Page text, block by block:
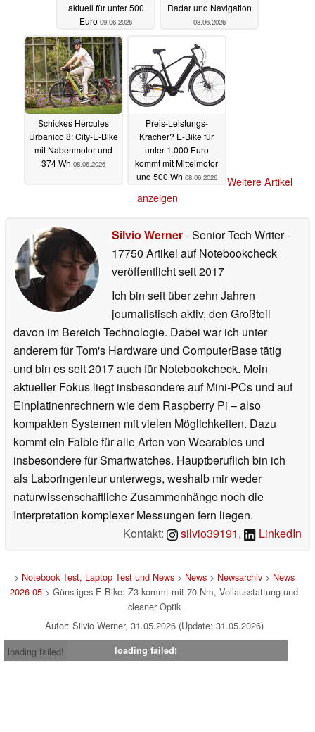
aktuell für unter 500
Euro 09.06.2026
Radar und Navigation
08.06.2026
Schickes Hercules
Urbanico 8: City-E-Bike
mit Nabenmotor und
374 Wh 08.06.2026
Preis-Leistungs-
Kracher? E-Bike für
unter 1.000 Euro
kommt mit Mittelmotor
und 500 Wh 08.06.2026
Weitere Artikel
anzeigen
Silvio Werner- Senior Tech Writer-
17750 Artikel auf Notebookcheck
veröffentlichtseit 2017
Ich bin seit über zehn Jahren
journalistisch aktiv, den Großteil
davon im Bereich Technologie. Dabei war ich unter
anderem für Tom's Hardware und ComputerBase tätig
und bin es seit 2017 auch für Notebookcheck. Mein
aktueller Fokus liegt insbesondere auf Mini-PCs und auf
Einplatinenrechnern wie dem Raspberry Pi – also
kompakten Systemen mit vielen Möglichkeiten. Dazu
kommt ein Faible für alle Arten von Wearables und
insbesondere für Smartwatches. Hauptberuflich bin ich
als Laboringenieur unterwegs, weshalb mir weder
naturwissenschaftliche Zusammenhänge noch die
Interpretation komplexer Messungen fern liegen.
Kontakt:
silvio39191, LinkedIn
> Notebook Test, Laptop Test und News> News> Newsarchiv> News
2026-05 > Günstiges E-Bike: Z3 kommt mit 70 Nm, Vollausstattung und
cleaner Optik
Autor: Silvio Werner, 31.05.2026 (Update: 31.05.2026)
loading failed!
loading failed!